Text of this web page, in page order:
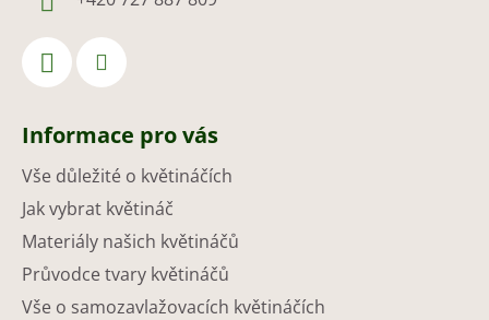
Informace pro vás
Vše důležité o květináčích
Jak vybrat květináč
Materiály našich květináčů
Průvodce tvary květináčů
Vše o samozavlažovacích květináčích